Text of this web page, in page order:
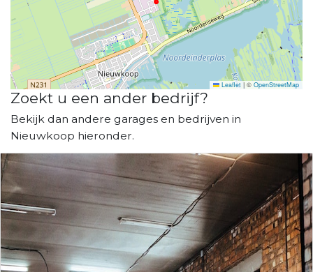
Leaflet | © OpenStreetMap
Zoekt u een ander bedrijf?
Bekijk dan andere garages en bedrijven in
Nieuwkoop hieronder.